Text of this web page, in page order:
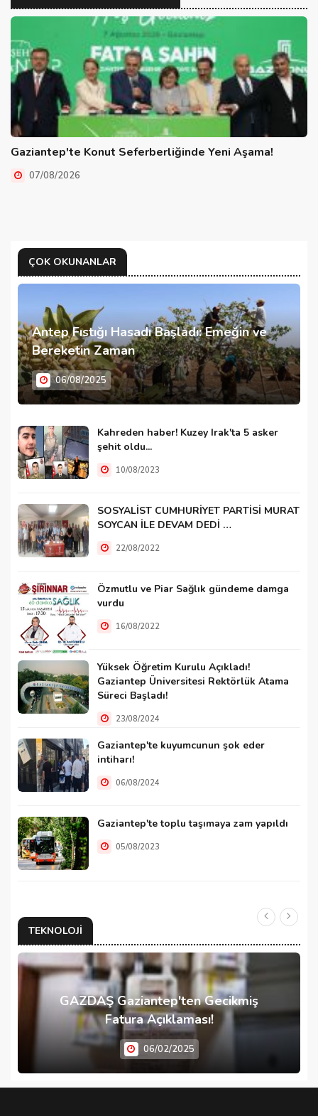
Gaziantep'te Konut Seferberliğinde Yeni Aşama!
07/08/2026
ÇOK OKUNANLAR
Antep Fıstığı Hasadı Başladı: Emeğin ve
Bereketin Zaman
06/08/2025
Kahreden haber! Kuzey Irak'ta 5 asker
şehit oldu...
10/08/2023
SOSYALİST CUMHURİYET PARTİSİ MURAT
SOYCAN İLE DEVAM DEDİ …
22/08/2022
Özmutlu ve Piar Sağlık gündeme damga
vurdu
16/08/2022
Yüksek Öğretim Kurulu Açıkladı!
Gaziantep Üniversitesi Rektörlük Atama
Süreci Başladı!
23/08/2024
Gaziantep'te kuyumcunun şok eder
intiharı!
06/08/2024
Gaziantep'te toplu taşımaya zam yapıldı
05/08/2023
TEKNOLOJI
GAZDAŞ Gaziantep'ten Gecikmiş
Fatura Açıklaması!
06/02/2025